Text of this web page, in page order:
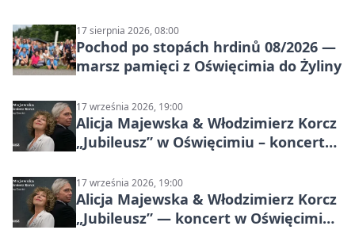
17 sierpnia 2026, 08:00
Pochod po stopách hrdinů 08/2026 —
marsz pamięci z Oświęcimia do Żyliny
17 września 2026, 19:00
Alicja Majewska & Włodzimierz Korcz
„Jubileusz” w Oświęcimiu – koncert
17 września 2026, 19:00
Alicja Majewska & Włodzimierz Korcz
„Jubileusz” — koncert w Oświęcimiu,